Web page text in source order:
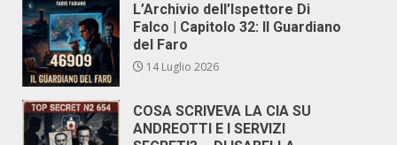
L’Archivio dell’Ispettore Di
Falco | Capitolo 32: Il Guardiano
del Faro
14 Luglio 2026
COSA SCRIVEVA LA CIA SU
ANDREOTTI E I SERVIZI